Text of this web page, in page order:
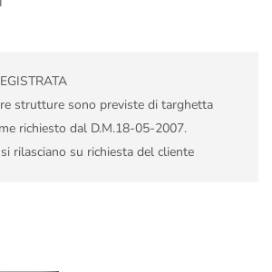
strutture sono previste di targhetta
richiesto dal D.M.18-05-2007.
rilasciano su richiesta del cliente